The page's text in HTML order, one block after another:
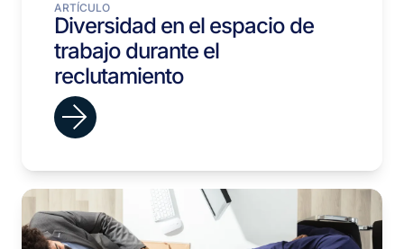
ARTÍCULO
Diversidad en el espacio de
trabajo durante el
reclutamiento